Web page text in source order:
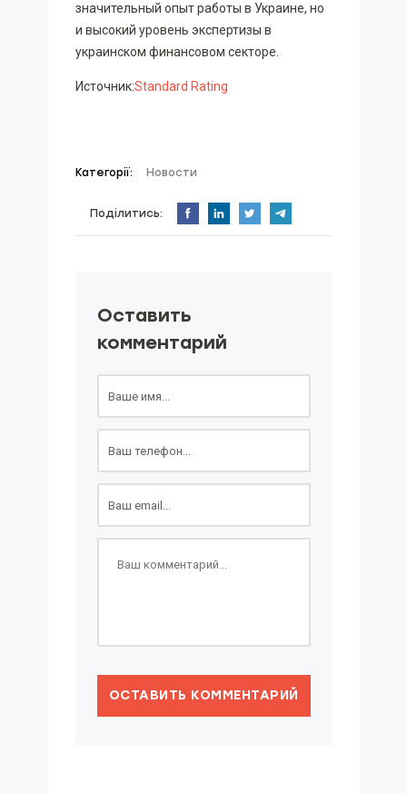
значительный опыт работы в Украине, но
и высокий уровень экспертизы в
украинском финансовом секторе.
Источник:Standard Rating
Категорії: Новости
Поділитись:
Оставить
комментарий
ОСТАВИТЬ КОММЕНТАРИЙ